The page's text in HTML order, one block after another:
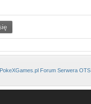
PokeXGames.pl Forum Serwera OTS